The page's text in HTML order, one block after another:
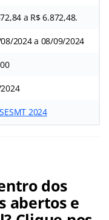
a R$ 6.872,48.
2024 a 08/09/2024
2024
dos
abertos e